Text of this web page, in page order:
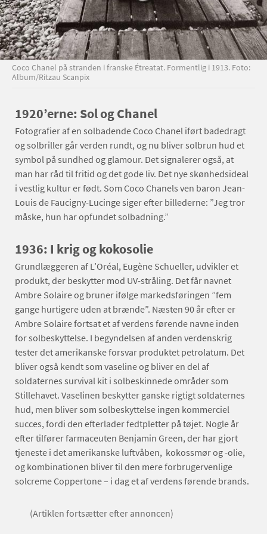
Coco Chanel på stranden i franske Étreatat. Formentlig i 1913. Foto:
Album/Ritzau Scanpix
1920’erne: Sol og Chanel
Fotografier af en solbadende Coco Chanel iført badedragt
og solbriller går verden rundt, og nu bliver solbrun hud et
symbol på sundhed og glamour. Det signalerer også, at
man har råd til fritid og det gode liv. Det nye skønhedsideal
i vestlig kultur er født. Som Coco Chanels ven baron Jean-
Louis de Faucigny-Lucinge siger efter billederne: ”Jeg tror
måske, hun har opfundet solbadning.”
1936: I krig og kokosolie
Grundlæggeren af L’Oréal, Eugène Schueller, udvikler et
produkt, der beskytter mod UV-stråling. Det får navnet
Ambre Solaire og bruner ifølge markedsføringen ”fem
gange hurtigere uden at brænde”. Næsten 90 år efter er
Ambre Solaire fortsat et af verdens førende navne inden
for solbeskyttelse. I begyndelsen af anden verdenskrig
tester det amerikanske forsvar produktet petrolatum. Det
bliver også kendt som vaseline og bliver en del af
soldaternes survival kit i solbeskinnede områder som
Stillehavet. Vaselinen beskytter ganske rigtigt soldaternes
hud, men bliver som solbeskyttelse ingen kommerciel
succes, fordi den efterlader fedtpletter på tøjet. Nogle år
efter tilfører farmaceuten Benjamin Green, der har gjort
tjeneste i det amerikanske luftvåben, kokossmør og -olie,
og kombinationen bliver til den mere forbrugervenlige
solcreme Coppertone – i dag et af verdens førende brands.
(Artiklen fortsætter efter annoncen)